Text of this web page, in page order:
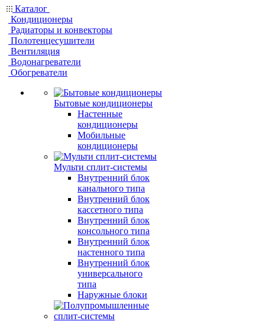
Каталог
Кондиционеры
Радиаторы и конвекторы
Полотенцесушители
Вентиляция
Водонагреватели
Обогреватели
Бытовые кондиционеры
Настенные
кондиционеры
Мобильные
кондиционеры
Мульти сплит-системы
Внутренний блок
канального типа
Внутренний блок
кассетного типа
Внутренний блок
консольного типа
Внутренний блок
настенного типа
Внутренний блок
универсального
типа
Наружные блоки